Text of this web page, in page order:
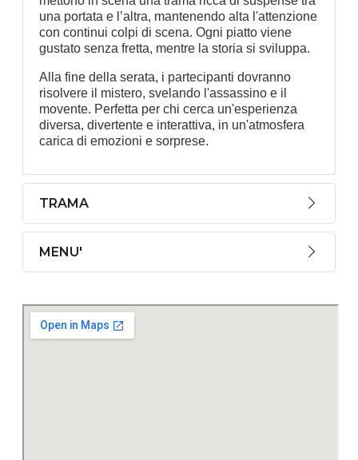
una portata e l’altra, mantenendo alta l'attenzione
con continui colpi di scena. Ogni piatto viene
gustato senza fretta, mentre la storia si sviluppa.
Alla fine della serata, i partecipanti dovranno
risolvere il mistero, svelando l'assassino e il
movente. Perfetta per chi cerca un'esperienza
diversa, divertente e interattiva, in un'atmosfera
carica di emozioni e sorprese.
TRAMA
MENU'